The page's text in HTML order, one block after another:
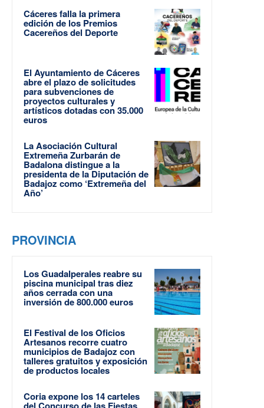
Cáceres falla la primera
edición de los Premios
Cacereños del Deporte
El Ayuntamiento de Cáceres
abre el plazo de solicitudes
para subvenciones de
proyectos culturales y
artísticos dotadas con 35.000
euros
La Asociación Cultural
Extremeña Zurbarán de
Badalona distingue a la
presidenta de la Diputación de
Badajoz como ‘Extremeña del
Año’
PROVINCIA
Los Guadalperales reabre su
piscina municipal tras diez
años cerrada con una
inversión de 800.000 euros
El Festival de los Oficios
Artesanos recorre cuatro
municipios de Badajoz con
talleres gratuitos y exposición
de productos locales
Coria expone los 14 carteles